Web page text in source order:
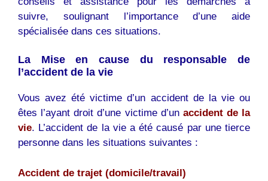
suivre, soulignant l’importance d’une aide
spécialisée dans ces situations.
La Mise en cause du responsable de
l’accident de la vie
Vous avez été victime d’un accident de la vie ou
êtes l’ayant droit d’une victime d’un accident de la
vie. L’accident de la vie a été causé par une tierce
personne dans les situations suivantes :
Accident de trajet (domicile/travail)